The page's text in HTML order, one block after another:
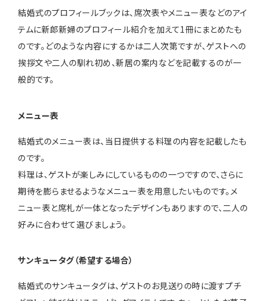
結婚式のプロフィールブックは、席次表やメニュー表などのアイ
テムに新郎新婦のプロフィール紹介を加えて1冊にまとめたも
のです。どのような内容にするかは二人次第ですが、ゲストへの
挨拶文や二人の馴れ初め、新居の案内などを記載するのが一
般的です。
メニュー表
結婚式のメニュー表は、当日提供する料理の内容を記載したも
のです。
料理は、ゲストが楽しみにしているものの一つですので、さらに
期待を膨らませるようなメニュー表を用意したいものです。メ
ニュー表と席札が一体となったデザインもありますので、二人の
好みに合わせて選びましょう。
サンキュータグ（希望する場合）
結婚式のサンキュータグは、ゲストのお見送りの時に渡すプチ